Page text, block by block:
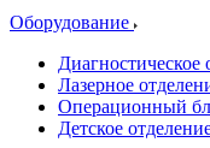
Оборудование
Диагностическое
Лазерное
Операционный
Детское